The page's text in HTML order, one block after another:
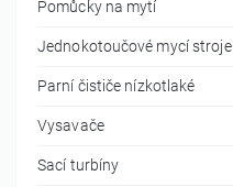
Pomůcky na mytí
Jednokotoučové mycí stroje
Parní čističe nízkotlaké
Vysavače
Sací turbíny